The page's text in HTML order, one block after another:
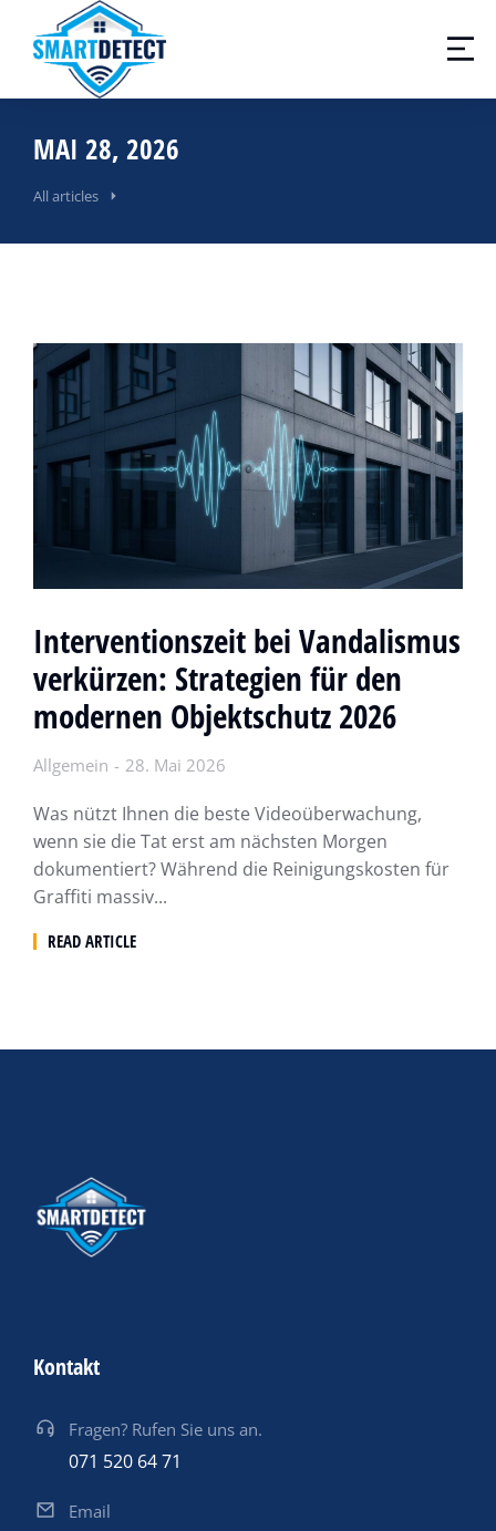
MAI 28, 2026
All articles
Interventionszeit bei Vandalismus
verkürzen: Strategien für den
modernen Objektschutz 2026
Allgemein 28. Mai 2026
Was nützt Ihnen die beste Videoüberwachung,
wenn sie die Tat erst am nächsten Morgen
dokumentiert? Während die Reinigungskosten für
Graffiti massiv...
READ ARTICLE
Kontakt
Fragen? Rufen Sie uns an.
071 520 64 71
Email